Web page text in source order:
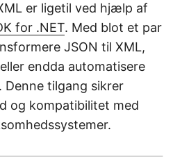
er ligetil ved hjælp af
for .NET. Med blot et par
JSON til XML,
endda automatisere
tilgang sikrer
og kompatibilitet med